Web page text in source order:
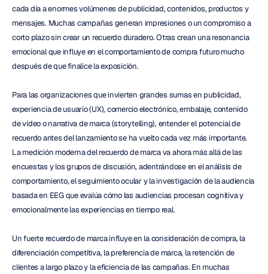
cada día a enormes volúmenes de publicidad, contenidos, productos y
mensajes. Muchas campañas generan impresiones o un compromiso a
corto plazo sin crear un recuerdo duradero. Otras crean una resonancia
emocional que influye en el comportamiento de compra futuro mucho
después de que finalice la exposición.
Para las organizaciones que invierten grandes sumas en publicidad,
experiencia de usuario (UX), comercio electrónico, embalaje, contenido
de vídeo o narrativa de marca (storytelling), entender el potencial de
recuerdo antes del lanzamiento se ha vuelto cada vez más importante.
La medición moderna del recuerdo de marca va ahora más allá de las
encuestas y los grupos de discusión, adentrándose en el análisis de
comportamiento, el seguimiento ocular y la investigación de la audiencia
basada en EEG que evalúa cómo las audiencias procesan cognitiva y
emocionalmente las experiencias en tiempo real.
Un fuerte recuerdo de marca influye en la consideración de compra, la
diferenciación competitiva, la preferencia de marca, la retención de
clientes a largo plazo y la eficiencia de las campañas. En muchas